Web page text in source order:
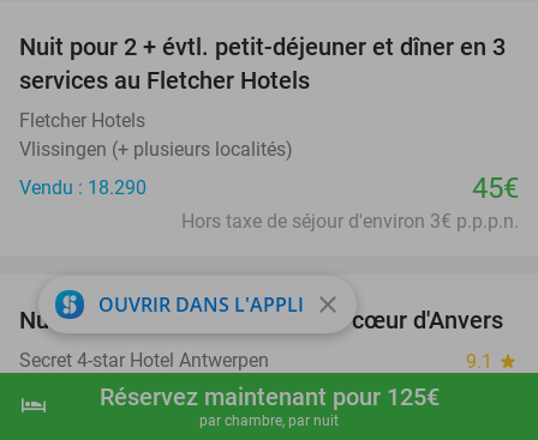
shopping_cart Réserver maintenant
hotel Réservez maintenant pour 125€
par chambre, par nuit
Nuit pour 2 + évtl. petit-déjeuner et dîner en 3
services au Fletcher Hotels
Fletcher Hotels
Vlissingen (+ plusieurs localités)
Vendu : 18.290
45€
Hors taxe de séjour d'environ 3€ p.p.p.n.
46%
Nuit pour 2 + petit-déjeuner au cœur d'Anvers
Secret 4-star Hotel Antwerpen 9.1 star
Antwerpen
OUVRIR DANS L'APPLI close